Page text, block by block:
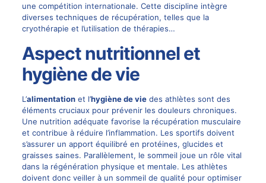
une compétition internationale. Cette discipline intègre
diverses techniques de récupération, telles que la
cryothérapie et l’utilisation de thérapies…
Aspect nutritionnel et
hygiène de vie
L’alimentationet l’hygiène de viedes athlètes sont des
éléments cruciaux pour prévenir les douleurs chroniques.
Une nutrition adéquate favorise la récupération musculaire
et contribue à réduire l’inflammation. Les sportifs doivent
s’assurer un apport équilibré en protéines, glucides et
graisses saines. Parallèlement, le sommeil joue un rôle vital
dans la régénération physique et mentale. Les athlètes
doivent donc veiller à un sommeil de qualité pour optimiser